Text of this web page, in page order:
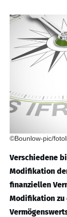
©Bounlow-pic/
Verschiedene
Modifikation
finanziellen
Modifikation zu